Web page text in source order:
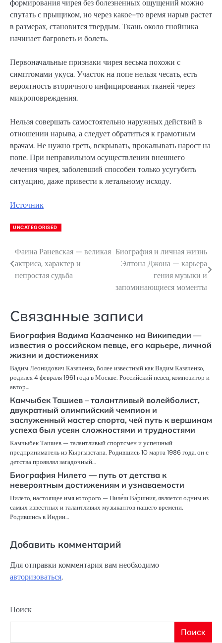
формирования чирея без болезненных ощущений можно
спутать с прыщиком, но через какое-то время нарыв растет
в размерах, становится твердым. Ткань около гнойника
начинает багроветь и болеть.
Первоначальные признаки чирея весьма похожи с
симптомами укуса. Участок на попе нельзя чесать, есть
вероятность вторичного инфицирования тканей через
микроповреждения.
Нельзя совершать самостоятельно наружных действий в
отношении нарыва, а следует обратиться к грамотным
врачам. Не нужно греть, вскрывать, прокалывать нарост на
попе. При неправильном осуществлении внешнего
лечения чирея, заболевший способен только усугубить
ситуацию, даже привести к летальному исходу.
Источник
UNCATEGORISED
Навигация
по
Фаина Раневская — великая
актриса, характер и
непростая судьба
Биография и личная жизнь
Элтона Джона — карьера
гения музыки и
запоминающиеся моменты
Связанные записи
Биография Вадима Казаченко на Википедии —
известия о российском певце, его карьере, личной
жизни и достижениях
Вадим Леонидович Казаченко, более известный как Вадим Казаченко,
родился 4 февраля 1961 года в Москве. Российский певец, композитор и
автор…
Камчыбек Ташиев – талантливый волейболист,
двукратный олимпийский чемпион и
заслуженный мастер спорта, чей путь к вершинам
успеха был усеян сложностями и трудностями
Камчыбек Ташиев — талантливый спортсмен и успешный
предприниматель из Кыргызстана. Родившись 10 марта 1986 года, он с
детства проявлял загадочный…
Биография Нилето — путь от детства к
невероятным достижениям и узнаваемости
Нилето, настоящее имя которого — Ниле́ш Ва́ршния, является одним из
самых известных и талантливых музыкантов нашего времени.
Родившись в Индии…
Добавить комментарий
Для отправки комментария вам необходимо
авторизоваться.
Поиск
Поиск